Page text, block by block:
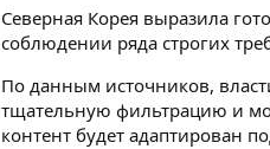
Северная Корея выразила
соблюдении ряда строгих
По данным источников,
тщательную фильтрацию и
контент будет адаптирован